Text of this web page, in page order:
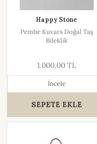
Happy Stone
Pembe Kuvars Doğal Taş
Bileklik
1.000,00 TL
İncele
SEPETE EKLE